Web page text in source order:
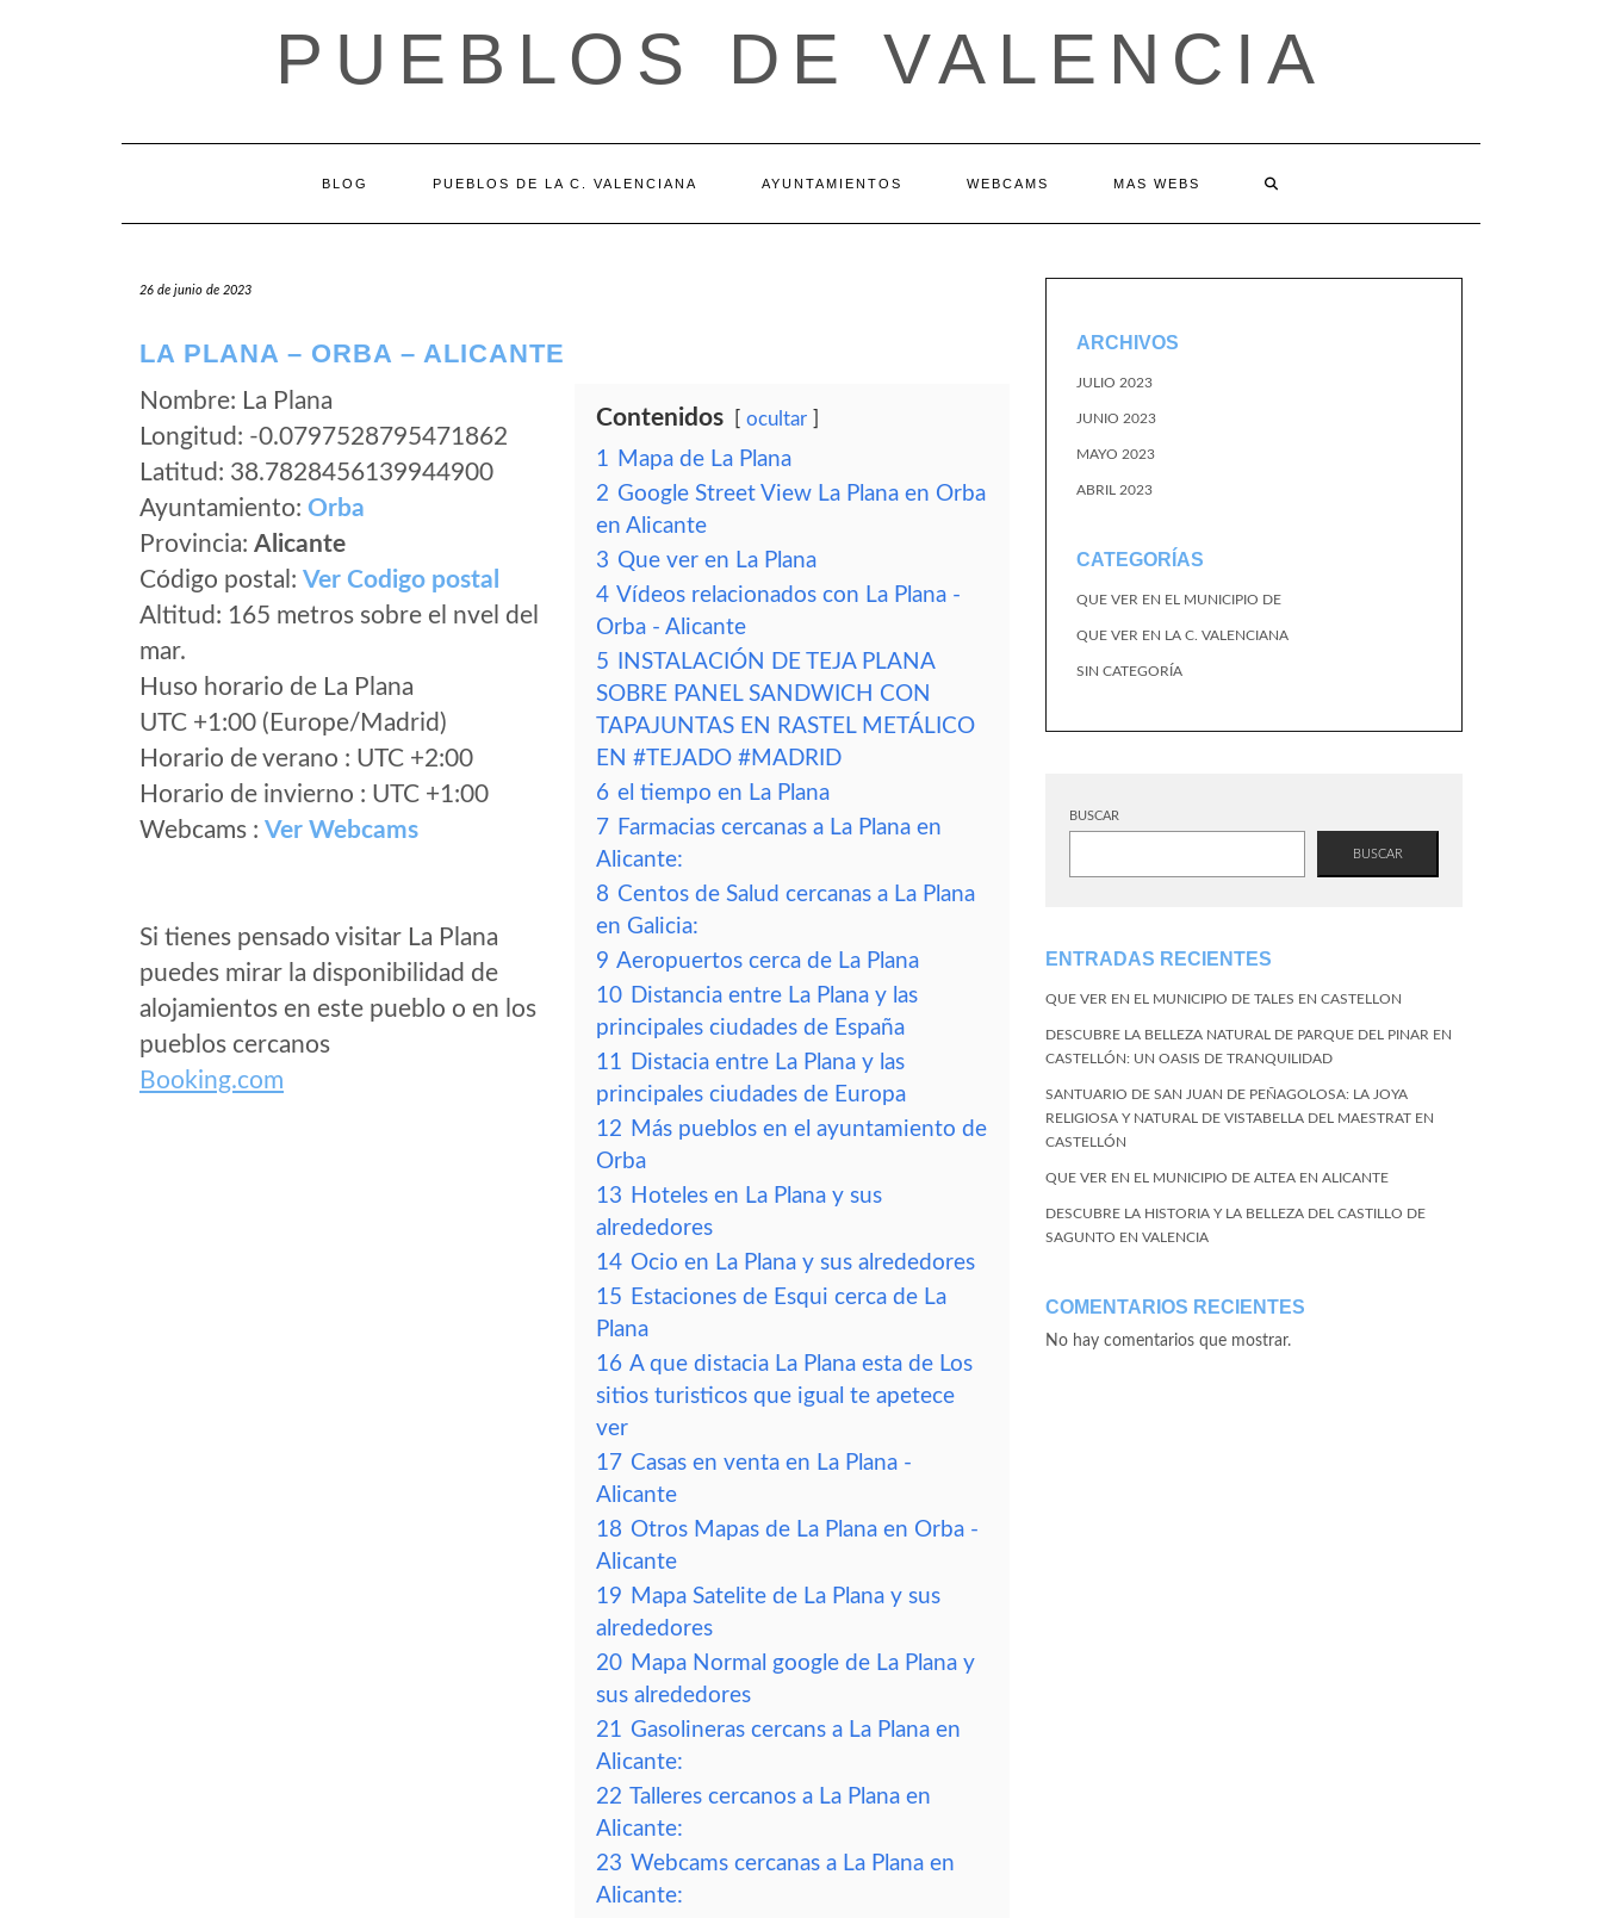
PUEBLOS DE VALENCIA
BLOG PUEBLOS DE LA C. VALENCIANA AYUNTAMIENTOS WEBCAMS MAS WEBS
26 de junio de 2023
LA PLANA – ORBA – ALICANTE
Nombre: La Plana
Longitud: -0.0797528795471862
Latitud: 38.7828456139944900
Ayuntamiento: Orba
Provincia: Alicante
Código postal: Ver Codigo postal
Altitud: 165 metros sobre el nvel del
mar.
Huso horario de La Plana
UTC +1:00 (Europe/Madrid)
Horario de verano : UTC +2:00
Horario de invierno : UTC +1:00
Webcams : Ver Webcams
Si tienes pensado visitar La Plana
puedes mirar la disponibilidad de
alojamientos en este pueblo o en los
pueblos cercanos
Booking.com
Contenidos ocultar
1 Mapa de La Plana
2 Google Street View La Plana en Orba
en Alicante
3 Que ver en La Plana
4 Vídeos relacionados con La Plana -
Orba - Alicante
5
INSTALACIÓN DE TEJA PLANA
SOBRE PANEL SANDWICH CON
TAPAJUNTAS EN RASTEL METÁLICO
EN #TEJADO #MADRID
6 el tiempo en La Plana
7 Farmacias cercanas a La Plana en
Alicante:
8 Centos de Salud cercanas a La Plana
en Galicia:
9 Aeropuertos cerca de La Plana
10 Distancia entre La Plana y las
principales ciudades de España
11 Distacia entre La Plana y las
principales ciudades de Europa
12 Más pueblos en el ayuntamiento de
Orba
13 Hoteles en La Plana y sus
alrededores
14 Ocio en La Plana y sus alrededores
15 Estaciones de Esqui cerca de La
Plana
16 A que distacia La Plana esta de Los
sitios turisticos que igual te apetece
ver
17 Casas en venta en La Plana -
Alicante
18 Otros Mapas de La Plana en Orba -
Alicante
19 Mapa Satelite de La Plana y sus
alrededores
20 Mapa Normal google de La Plana y
sus alrededores
21 Gasolineras cercans a La Plana en
Alicante:
22 Talleres cercanos a La Plana en
Alicante:
23 Webcams cercanas a La Plana en
Alicante:
ARCHIVOS
JULIO 2023
JUNIO 2023
MAYO 2023
ABRIL 2023
CATEGORÍAS
QUE VER EN EL MUNICIPIO DE
QUE VER EN LA C. VALENCIANA
SIN CATEGORÍA
BUSCAR
BUSCAR
ENTRADAS RECIENTES
QUE VER EN EL MUNICIPIO DE TALES EN CASTELLON
DESCUBRE LA BELLEZA NATURAL DE PARQUE DEL PINAR EN
CASTELLÓN: UN OASIS DE TRANQUILIDAD
SANTUARIO DE SAN JUAN DE PEÑAGOLOSA: LA JOYA
RELIGIOSA Y NATURAL DE VISTABELLA DEL MAESTRAT EN
CASTELLÓN
QUE VER EN EL MUNICIPIO DE ALTEA EN ALICANTE
DESCUBRE LA HISTORIA Y LA BELLEZA DEL CASTILLO DE
SAGUNTO EN VALENCIA
COMENTARIOS RECIENTES
No hay comentarios que mostrar.